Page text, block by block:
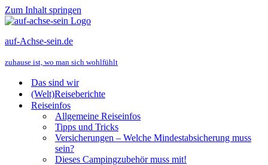
Zum Inhalt springen
auf-Achse-sein.de
zuhause ist, wo man sich wohlfühlt
Das sind wir
(Welt)Reiseberichte
Reiseinfos
Allgemeine Reiseinfos
Tipps und Tricks
Versicherungen – Welche Mindestabsicherung muss
sein?
Dieses Campingzubehör muss mit!